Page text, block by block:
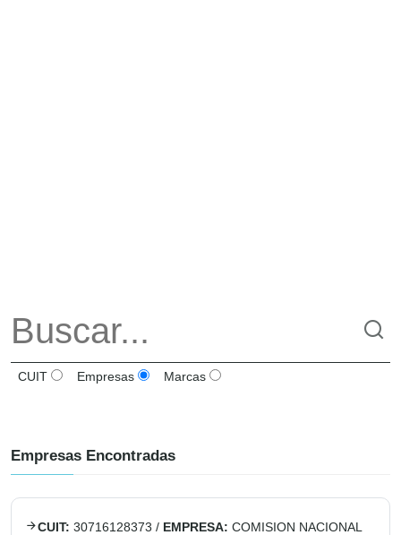
CUIT Empresas Marcas
Empresas Encontradas
CUIT: 30716128373 / EMPRESA: COMISION NACIONAL